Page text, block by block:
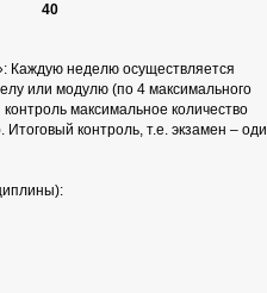
40
Каждую неделю осуществляется
или модулю (по 4 максимального
максимальное количество
контроль, т.е. экзамен –